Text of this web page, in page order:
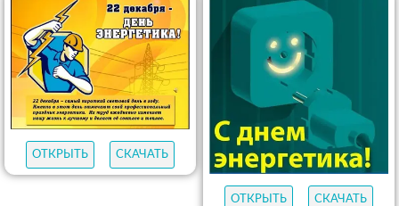
ОТКРЫТЬ СКАЧАТЬ
ОТКРЫТЬ СКАЧАТЬ